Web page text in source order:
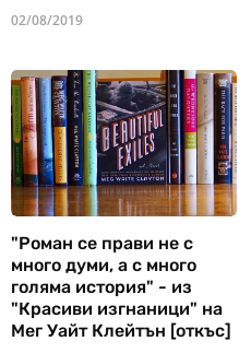
02/08/2019
"Роман се прави не с
много думи, а с много
голяма история" - из
"Красиви изгнаници" на
Мег Уайт Клейтън [откъс]